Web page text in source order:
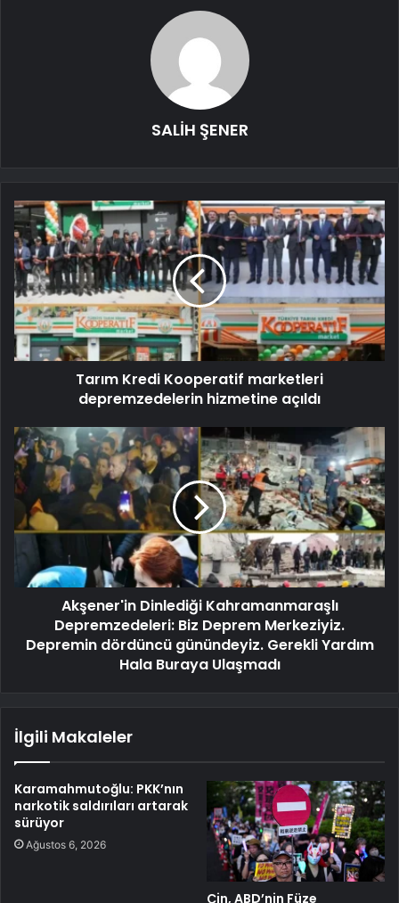
SALİH ŞENER
Tarım Kredi Kooperatif marketleri
depremzedelerin hizmetine açıldı
Akşener'in Dinlediği Kahramanmaraşlı
Depremzedeleri: Biz Deprem Merkeziyiz.
Depremin dördüncü günündeyiz. Gerekli Yardım
Hala Buraya Ulaşmadı
İlgili Makaleler
Karamahmutoğlu: PKK’nın
narkotik saldırıları artarak
sürüyor
Ağustos 6, 2026
Çin, ABD’nin Füze